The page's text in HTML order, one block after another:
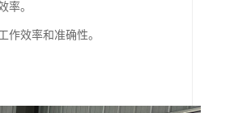
率。
效率和准确性。